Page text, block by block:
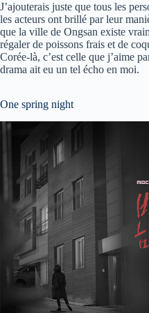
J’ajouterais juste que tous les
les acteurs ont brillé par leur
que la ville de Ongsan existe
régaler de poissons frais et de
Corée-là, c’est celle que j’aime
drama ait eu un tel écho en moi.
One spring night